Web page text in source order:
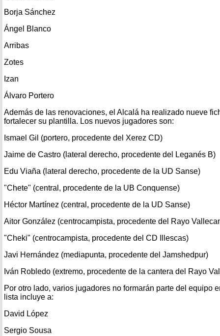
Borja Sánchez
Ángel Blanco
Arribas
Zotes
Izan
Álvaro Portero
Además de las renovaciones, el Alcalá ha realizado nueve
fortalecer su plantilla. Los nuevos jugadores son:
Ismael Gil (portero, procedente del Xerez CD)
Jaime de Castro (lateral derecho, procedente del Leganés B)
Edu Viaña (lateral derecho, procedente de la UD Sanse)
"Chete" (central, procedente de la UB Conquense)
Héctor Martínez (central, procedente de la UD Sanse)
Aitor González (centrocampista, procedente del Rayo
"Cheki" (centrocampista, procedente del CD Illescas)
Javi Hernández (mediapunta, procedente del Jamshedpur)
Iván Robledo (extremo, procedente de la cantera del Rayo
Por otro lado, varios jugadores no formarán parte del equipo
lista incluye a:
David López
Sergio Sousa